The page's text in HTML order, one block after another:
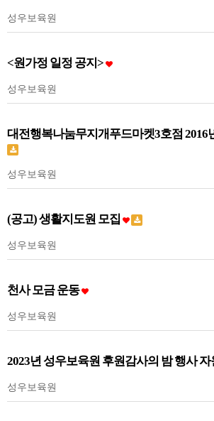
성우보육원
<원가정 일정 공지>
성우보육원
대전행복나눔무지개푸드마켓3호점
성우보육원
(공고) 생활지도원 모집
성우보육원
천사 모금 운동
성우보육원
2023년 성우보육원 후원감사의 밤 행사
성우보육원